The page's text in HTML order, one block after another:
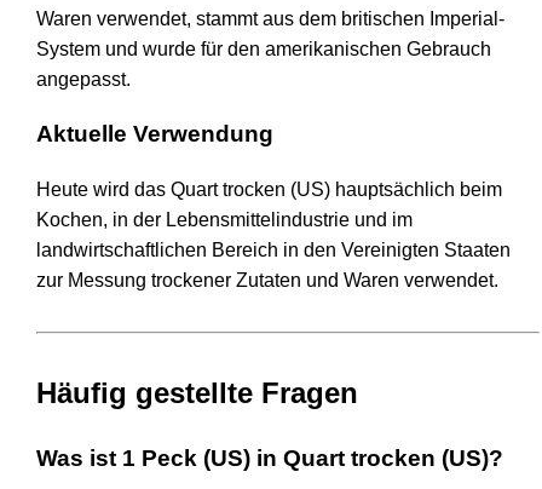
Waren verwendet, stammt aus dem britischen Imperial-
System und wurde für den amerikanischen Gebrauch
angepasst.
Aktuelle Verwendung
Heute wird das Quart trocken (US) hauptsächlich beim
Kochen, in der Lebensmittelindustrie und im
landwirtschaftlichen Bereich in den Vereinigten Staaten
zur Messung trockener Zutaten und Waren verwendet.
Häufig gestellte Fragen
Was ist 1 Peck (US) in Quart trocken (US)?